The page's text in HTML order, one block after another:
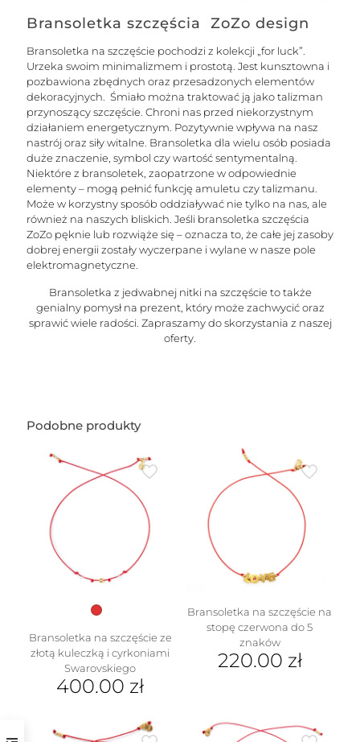
Bransoletka szczęścia ZoZo design
Bransoletka na szczęście pochodzi z kolekcji „for luck”.
Urzeka swoim minimalizmem i prostotą. Jest kunsztowna i
pozbawiona zbędnych oraz przesadzonych elementów
dekoracyjnych. Śmiało można traktować ją jako talizman
przynoszący szczęście. Chroni nas przed niekorzystnym
działaniem energetycznym. Pozytywnie wpływa na nasz
nastrój oraz siły witalne. Bransoletka dla wielu osób posiada
duże znaczenie, symbol czy wartość sentymentalną.
Niektóre z bransoletek, zaopatrzone w odpowiednie
elementy – mogą pełnić funkcję amuletu czy talizmanu.
Może w korzystny sposób oddziaływać nie tylko na nas, ale
również na naszych bliskich. Jeśli bransoletka szczęścia
ZoZo pęknie lub rozwiąże się – oznacza to, że całe jej zasoby
dobrej energii zostały wyczerpane i wylane w nasze pole
elektromagnetyczne.
Bransoletka z jedwabnej nitki na szczęście to także
genialny pomysł na prezent, który może zachwycić oraz
sprawić wiele radości. Zapraszamy do skorzystania z naszej
oferty.
Podobne produkty
Bransoletka na szczęście ze
złotą kuleczką i cyrkoniami
Swarovskiego
400.00 zł
Bransoletka na szczęście na
stopę czerwona do 5
znaków
220.00 zł